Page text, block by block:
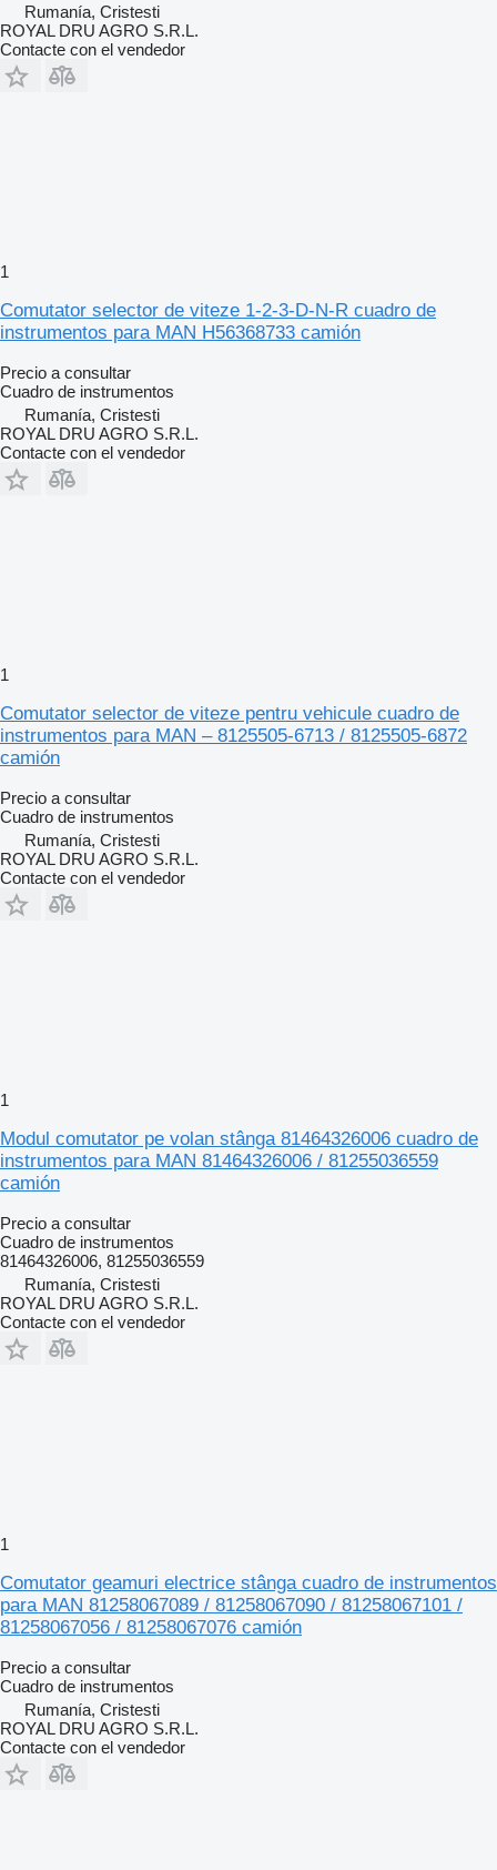
Rumanía, Cristesti
ROYAL DRU AGRO S.R.L.
Contacte con el vendedor
1
Comutator selector de viteze 1-2-3-D-N-R cuadro de
instrumentos para MAN H56368733 camión
Precio a consultar
Cuadro de instrumentos
Rumanía, Cristesti
ROYAL DRU AGRO S.R.L.
Contacte con el vendedor
1
Comutator selector de viteze pentru vehicule cuadro de
instrumentos para MAN – 8125505-6713 / 8125505-6872
camión
Precio a consultar
Cuadro de instrumentos
Rumanía, Cristesti
ROYAL DRU AGRO S.R.L.
Contacte con el vendedor
1
Modul comutator pe volan stânga 81464326006 cuadro de
instrumentos para MAN 81464326006 / 81255036559
camión
Precio a consultar
Cuadro de instrumentos
81464326006, 81255036559
Rumanía, Cristesti
ROYAL DRU AGRO S.R.L.
Contacte con el vendedor
1
Comutator geamuri electrice stânga cuadro de instrumentos
para MAN 81258067089 / 81258067090 / 81258067101 /
81258067056 / 81258067076 camión
Precio a consultar
Cuadro de instrumentos
Rumanía, Cristesti
ROYAL DRU AGRO S.R.L.
Contacte con el vendedor